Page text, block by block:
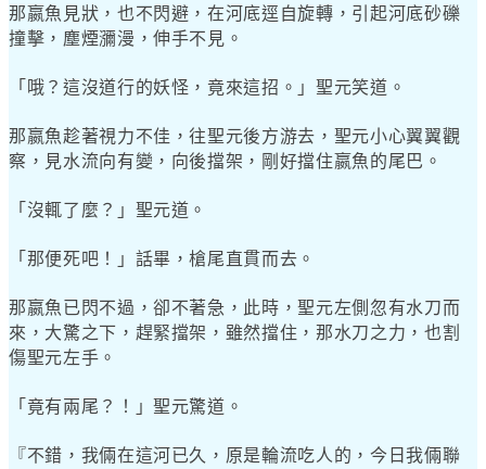
那嬴魚見狀，也不閃避，在河底逕自旋轉，引起河底砂礫
撞擊，塵煙瀰漫，伸手不見。
「哦？這沒道行的妖怪，竟來這招。」聖元笑道。
那嬴魚趁著視力不佳，往聖元後方游去，聖元小心翼翼觀
察，見水流向有變，向後擋架，剛好擋住嬴魚的尾巴。
「沒輒了麼？」聖元道。
「那便死吧！」話畢，槍尾直貫而去。
那嬴魚已閃不過，卻不著急，此時，聖元左側忽有水刀而
來，大驚之下，趕緊擋架，雖然擋住，那水刀之力，也割
傷聖元左手。
「竟有兩尾？！」聖元驚道。
『不錯，我倆在這河已久，原是輪流吃人的，今日我倆聯